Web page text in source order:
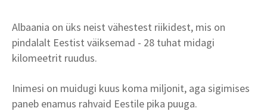
Albaania on üks neist vähestest riikidest, mis on
pindalalt Eestist väiksemad - 28 tuhat midagi
kilomeetrit ruudus.
Inimesi on muidugi kuus koma miljonit, aga sigimises
paneb enamus rahvaid Eestile pika puuga.